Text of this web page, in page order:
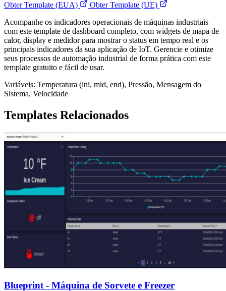
Obter Template (EUA)
Obter Template (UE)
Acompanhe os indicadores operacionais de máquinas industriais
com este template de dashboard completo, com widgets de mapa de
calor, display e medidor para mostrar o status em tempo real e os
principais indicadores da sua aplicação de IoT. Gerencie e otimize
seus processos de automação industrial de forma prática com este
template gratuito e fácil de usar.
Variáveis: Temperatura (ini, mid, end), Pressão, Mensagem do
Sistema, Velocidade
Templates Relacionados
Blueprint - Máquina de Sorvete e Freezer